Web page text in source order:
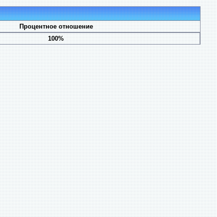
Процентное отношение
100%